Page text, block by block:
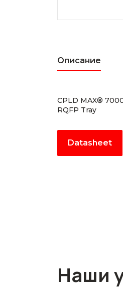
Описание
CPLD MAX®
RQFP Tray
Datasheet
Наши